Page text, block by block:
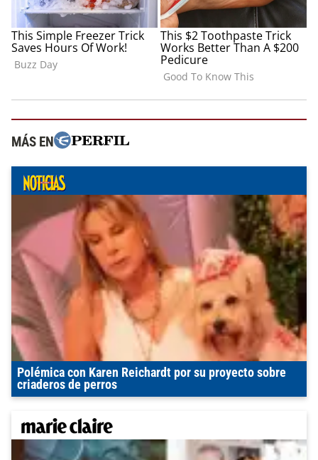
MÁS EN
Polémica con Karen Reichardt por su proyecto sobre
criaderos de perros